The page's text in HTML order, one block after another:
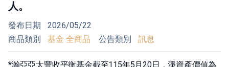
人。
發布日期
2026/05/22
商品類別
基金 全商品 公告類別 訊息
*瀚亞亞太豐收平衡基金截至115年5月20日，淨資產價值為